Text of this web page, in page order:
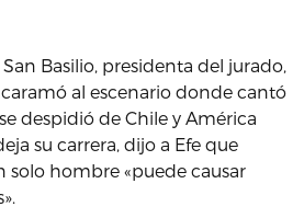
Basilio, presidenta del jurado,
al escenario donde cantó
despidió de Chile y América
su carrera, dijo a Efe que
solo hombre «puede causar